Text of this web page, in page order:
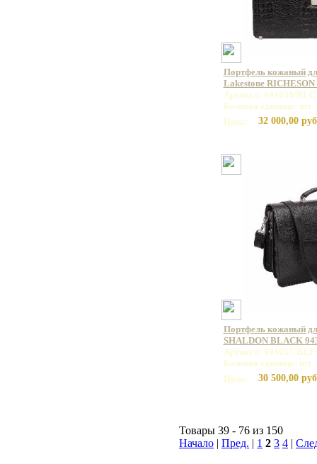
Портфель кожаный
Lakestone
Артикул: 943030/BLC
Базовая единица: шт
Цена:
32 000,00
Портфель кожаный
SHALDON BLACK
Артикул: 943057/BLF
Базовая единица: шт
Цена:
30 500,00
Товары 39 - 76 из 150
Начало
Пред. 1 2 3 4